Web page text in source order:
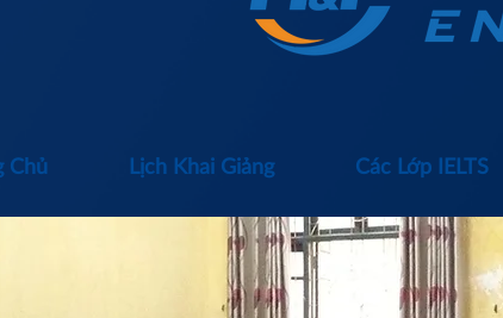
Chủ Lịch Khai Giảng Các Lớp IELTS